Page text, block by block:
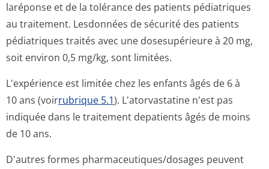
laréponse et de la tolérance des patients pédiatriques
au traitement. Lesdonnées de sécurité des patients
pédiatriques traités avec une dosesupérieure à 20 mg,
soit environ 0,5 mg/kg, sont limitées.
L'expérience est limitée chez les enfants âgés de 6 à
10 ans (voirrubrique 5.1). L'atorvastatine n'est pas
indiquée dans le traitement depatients âgés de moins
de 10 ans.
D'autres formes pharmaceutiqu­es/dosages peuvent